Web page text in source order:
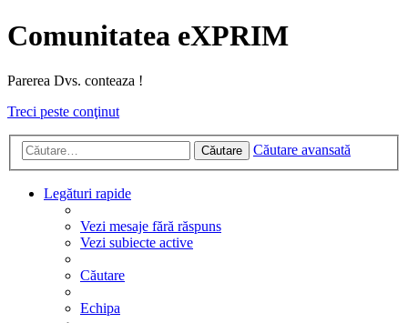
Comunitatea eXPRIM
Parerea Dvs. conteaza !
Treci peste conţinut
Căutare Căutare avansată
Legături rapide
Vezi mesaje fără răspuns
Vezi subiecte active
Căutare
Echipa